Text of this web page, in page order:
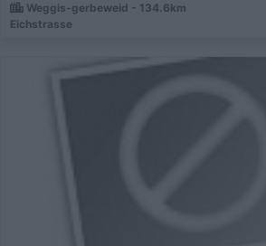
Weggis-gerbeweid - 134.6km
Eichstrasse